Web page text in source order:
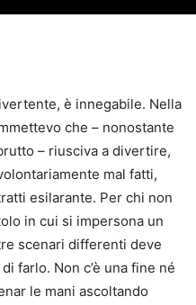
è innegabile. Nella
che – nonostante
– riusciva a divertire,
mal fatti,
esilarante. Per chi non
in cui si impersona un
scenari differenti deve
farlo. Non c’è una fine né
le mani ascoltando